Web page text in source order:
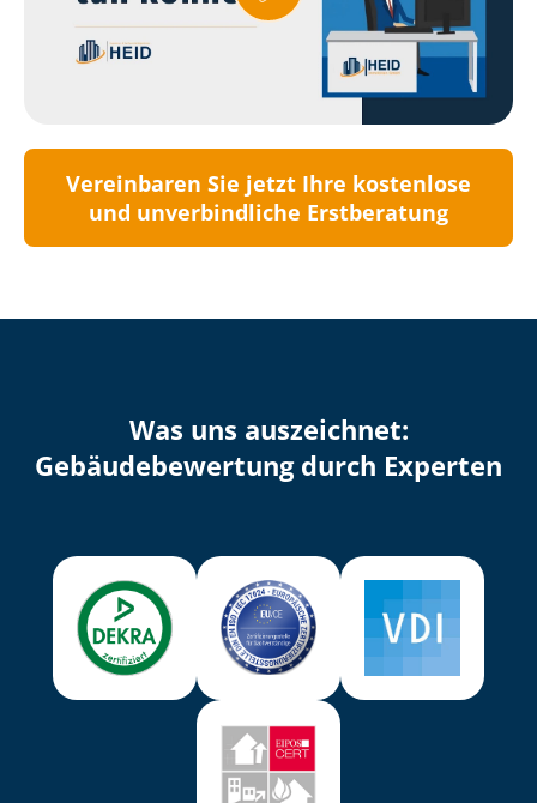
Vereinbaren Sie jetzt Ihre kostenlose
und unverbindliche Erstberatung
Was uns auszeichnet:
Ge­bäu­de­be­wer­tung durch Experten